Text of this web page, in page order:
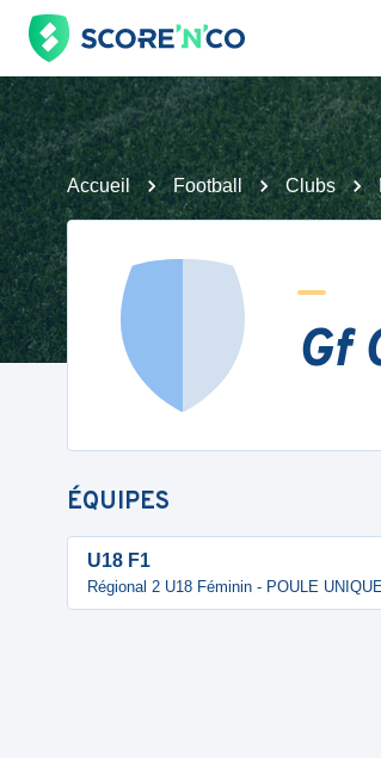
Accueil Football Clubs
Gf
ÉQUIPES
U18 F1
Régional 2 U18 Féminin - POULE